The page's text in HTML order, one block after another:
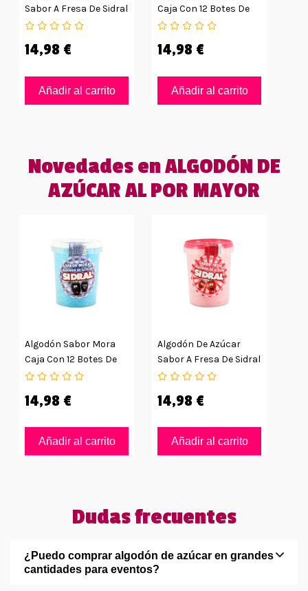
Sabor A Fresa De Sidral
12uds
14,98 €
Añadir al carrito
Caja Con 12 Botes De
30grs
14,98 €
Añadir al carrito
Novedades en ALGODÓN DE
AZÚCAR AL POR MAYOR
Algodón Sabor Mora
Caja Con 12 Botes De
30grs
14,98 €
Añadir al carrito
Algodón De Azúcar
Sabor A Fresa De Sidral
12uds
14,98 €
Añadir al carrito
Dudas frecuentes
¿Puedo comprar algodón de azúcar en grandes
cantidades para eventos?